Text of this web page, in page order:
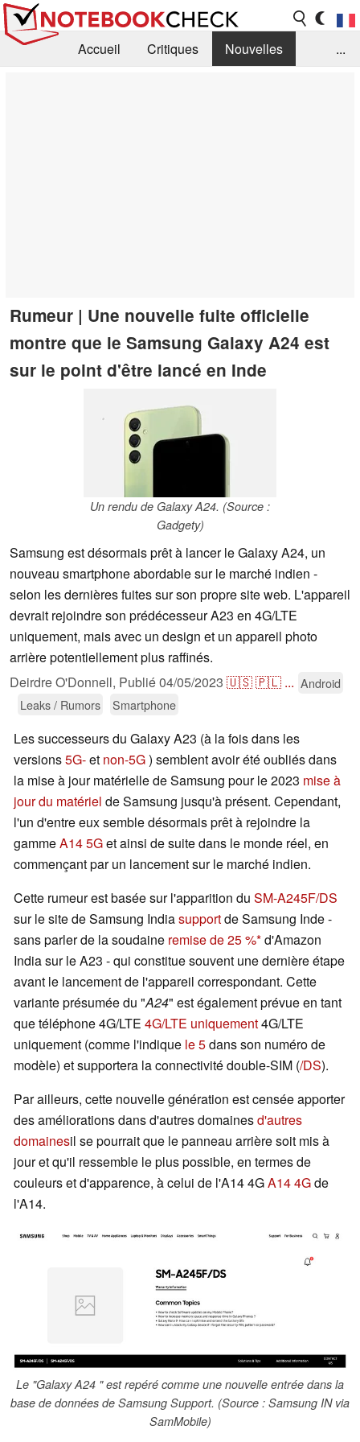
Accueil Critiques
Nouvelles
...
Rumeur | Une nouvelle fuite officielle
montre que le Samsung Galaxy A24 est
sur le point d'être lancé en Inde
Un rendu de Galaxy A24. (Source :
Gadgety)
Samsung est désormais prêt à lancer le Galaxy A24, un
nouveau smartphone abordable sur le marché indien -
selon les dernières fuites sur son propre site web. L'appareil
devrait rejoindre son prédécesseur A23 en 4G/LTE
uniquement, mais avec un design et un appareil photo
arrière potentiellement plus raffinés.
Deirdre O'Donnell, Publié04/05/2023 🇺🇸🇵🇱 ... Android
Leaks / Rumors
Smartphone
Les successeurs du Galaxy A23 (à la fois dans les
versions5G-et non-5G) semblent avoir été oubliés dans
la mise à jour matérielle de Samsung pour le 2023 mise à
jour du matériel de Samsung jusqu'à présent. Cependant,
l'un d'entre eux semble désormais prêt à rejoindre la
gammeA14 5Get ainsi de suite dans le monde réel, en
commençant par un lancement sur le marché indien.
Cette rumeur est basée sur l'apparition du SM-A245F/DS
sur le site de Samsung Indiasupportde Samsung Inde -
sans parler de la soudaine remise de 25 % d'Amazon
India sur le A23 - qui constitue souvent une dernière étape
avant le lancement de l'appareil correspondant. Cette
variante présumée du "A24" est également prévue en tant
que téléphone 4G/LTE 4G/LTE uniquement4G/LTE
uniquement (comme l'indique le 5dans son numéro de
modèle) et supportera la connectivité double-SIM (/DS).
Par ailleurs, cette nouvelle génération est censée apporter
des améliorations dans d'autres domainesd'autres
domainesil se pourrait que le panneau arrière soit mis à
jour et qu'il ressemble le plus possible, en termes de
couleurs et d'apparence, à celui de l'A14 4GA14 4Gde
l'A14.
Le "Galaxy A24 " est repéré comme une nouvelle entrée dans la
base de données de Samsung Support. (Source : Samsung IN via
SamMobile)